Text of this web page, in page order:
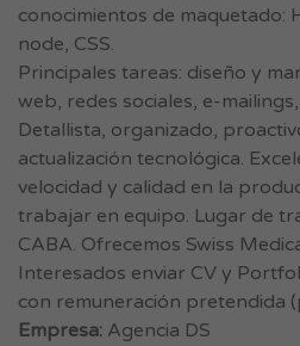
conocimientos de maquetado:
node, CSS.
Principales tareas: diseño y
web, redes sociales, e-
Detallista, organizado,
actualización tecnológica.
velocidad y calidad en la
trabajar en equipo. Lugar de
CABA. Ofrecemos Swiss
Interesados enviar CV y
con remuneración pretendida
Empresa: Agencia DS